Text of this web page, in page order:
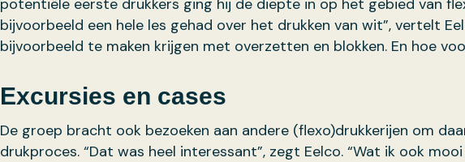
potentiële eerste drukkers ging hij de diepte in op het gebied van
bijvoorbeeld een hele les gehad over het drukken van wit”, vertelt
bijvoorbeeld te maken krijgen met overzetten en blokken. En hoe
Excursies en cases
De groep bracht ook bezoeken aan andere (flexo)drukkerijen om
drukproces. “Dat was heel interessant”, zegt Eelco. “Wat ik ook